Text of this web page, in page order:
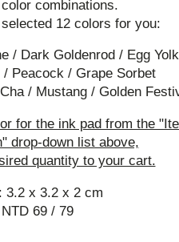
combinations.
12 colors for you:
/ Dark Goldenrod / Egg Yolk
/ Peacock / Grape Sorbet
/ Mustang / Golden
for the ink pad from the
drop-down list above,
quantity to your cart.
3.2 x 3.2 x 2 cm
69 / 79